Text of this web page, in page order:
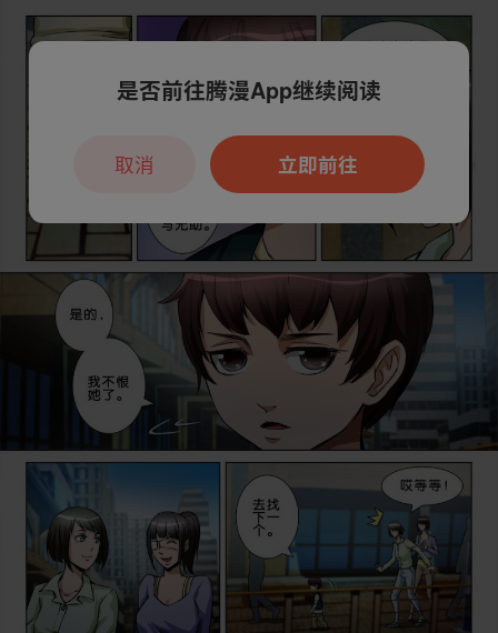
是否前往腾漫App继续阅读
立即前往
取消